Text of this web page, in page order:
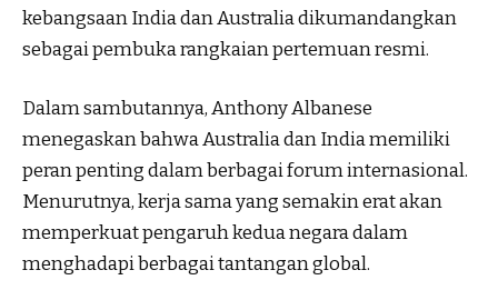
kebangsaan India dan Australia dikumandangkan
sebagai pembuka rangkaian pertemuan resmi.
Dalam sambutannya, Anthony Albanese
menegaskan bahwa Australia dan India memiliki
peran penting dalam berbagai forum internasional.
Menurutnya, kerja sama yang semakin erat akan
memperkuat pengaruh kedua negara dalam
menghadapi berbagai tantangan global.